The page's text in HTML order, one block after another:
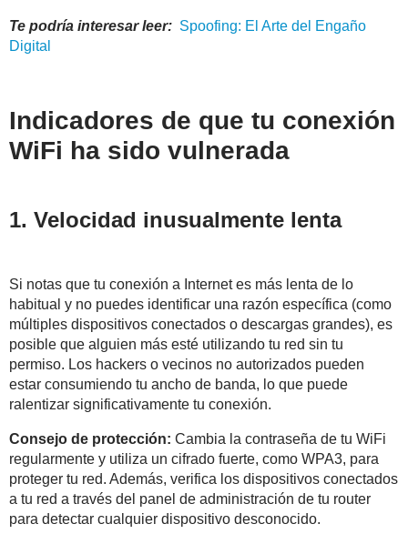
Te podría interesar leer: Spoofing: El Arte del Engaño
Digital
Indicadores de que tu conexión
WiFi ha sido vulnerada
1. Velocidad inusualmente lenta
Si notas que tu conexión a Internet es más lenta de lo
habitual y no puedes identificar una razón específica (como
múltiples dispositivos conectados o descargas grandes), es
posible que alguien más esté utilizando tu red sin tu
permiso. Los hackers o vecinos no autorizados pueden
estar consumiendo tu ancho de banda, lo que puede
ralentizar significativamente tu conexión.
Consejo de protección: Cambia la contraseña de tu WiFi
regularmente y utiliza un cifrado fuerte, como WPA3, para
proteger tu red. Además, verifica los dispositivos conectados
a tu red a través del panel de administración de tu router
para detectar cualquier dispositivo desconocido.